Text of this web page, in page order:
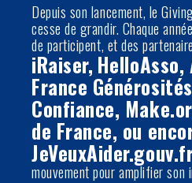
Depuis son lancement, le
cesse de grandir. Chaque
de participent, et des
iRaiser, HelloAsso,
France
Confiance,
de France, ou
mouvement pour amplifier son